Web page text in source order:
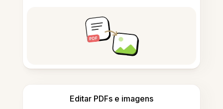
Editar PDFs e imagens